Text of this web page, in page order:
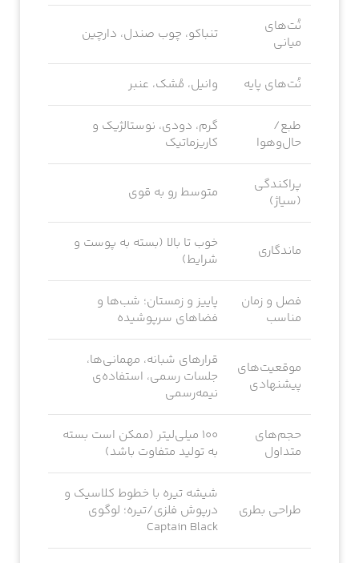
نُت‌های
میانی
تنباکو، چوب صندل، دارچین
نُت‌های پایه وانیل، مُشک، عنبر
طبع/
حال‌وهوا
گرم، دودی، نوستالژیک و
کاریزماتیک
پراکندگی
(سیاژ)
متوسط رو به قوی
ماندگاری
خوب تا بالا (بسته به پوست و
شرایط)
فصل و زمان
مناسب
پاییز و زمستان؛ شب‌ها و
فضاهای سرپوشیده
موقعیت‌های
پیشنهادی
قرارهای شبانه، مهمانی‌ها،
جلسات رسمی، استفاده‌ی
نیمه‌رسمی
حجم‌های
متداول
100 میلی‌لیتر (ممکن است بسته
به تولید متفاوت باشد)
طراحی بطری
شیشه تیره با خطوط کلاسیک و
درپوش فلزی/تیره؛ لوگوی
Captain Black